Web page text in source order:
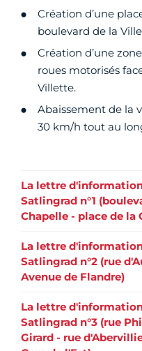
Création d’une
boulevard de la
Création d’une
roues motorisés
Villette.
Abaissement de la
30 km/h tout au
La lettre
Satlingrad n°1
Chapelle - place de la
La lettre
Satlingrad n°2 (rue
Avenue de Flandre)
La lettre
Satlingrad n°3 (rue
Girard - rue